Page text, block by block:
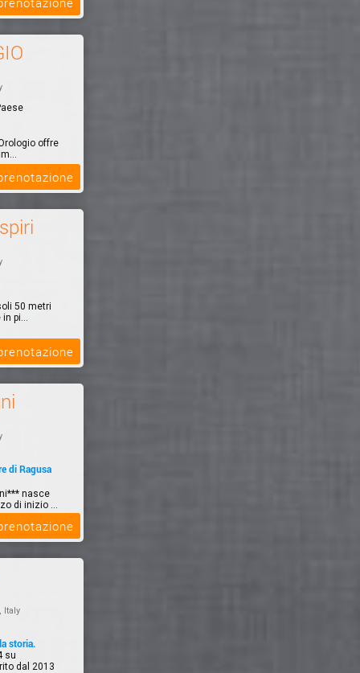
offre
50 metri
pi...
di Ragusa
nasce
di inizio ...
Italy
storia.
su
dal 2013